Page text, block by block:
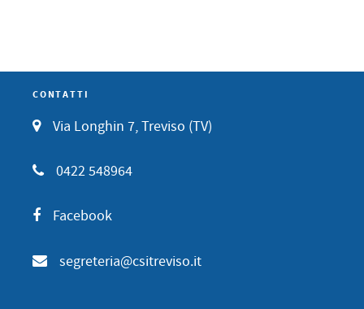
CONTATTI
Via Longhin 7, Treviso (TV)
0422 548964
Facebook
segreteria@csitreviso.it